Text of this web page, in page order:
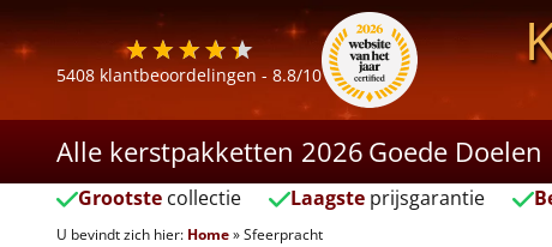
5408 klantbeoordelingen - 8.8/10
Alle kerstpakketten 2026 Goede Doelen
Grootste collectie Laagsteprijsgarantie
U bevindt zich hier: Home»Sfeerpracht